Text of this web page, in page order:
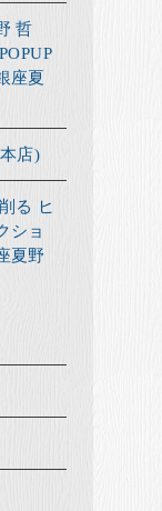
哲
座夏
店)
る ヒ
ショ
夏野